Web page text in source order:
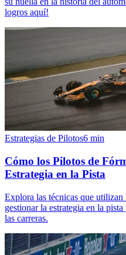
logros aquí!
Estrategias de Pilotos6 min
Cómo los Pilotos de
Estrategia en la Pista
Explora las técnicas que
gestionar la estrategia en la
las carreras.